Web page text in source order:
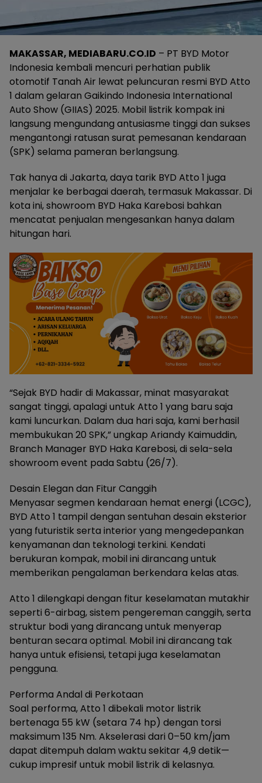
MAKASSAR, MEDIABARU.CO.ID – PT BYD Motor
Indonesia kembali mencuri perhatian publik
otomotif Tanah Air lewat peluncuran resmi BYD Atto
1 dalam gelaran Gaikindo Indonesia International
Auto Show (GIIAS) 2025. Mobil listrik kompak ini
langsung mengundang antusiasme tinggi dan sukses
mengantongi ratusan surat pemesanan kendaraan
(SPK) selama pameran berlangsung.
Tak hanya di Jakarta, daya tarik BYD Atto 1 juga
menjalar ke berbagai daerah, termasuk Makassar. Di
kota ini, showroom BYD Haka Karebosi bahkan
mencatat penjualan mengesankan hanya dalam
hitungan hari.
“Sejak BYD hadir di Makassar, minat masyarakat
sangat tinggi, apalagi untuk Atto 1 yang baru saja
kami luncurkan. Dalam dua hari saja, kami berhasil
membukukan 20 SPK,” ungkap Ariandy Kaimuddin,
Branch Manager BYD Haka Karebosi, di sela-sela
showroom event pada Sabtu (26/7).
Desain Elegan dan Fitur Canggih
Menyasar segmen kendaraan hemat energi (LCGC),
BYD Atto 1 tampil dengan sentuhan desain eksterior
yang futuristik serta interior yang mengedepankan
kenyamanan dan teknologi terkini. Kendati
berukuran kompak, mobil ini dirancang untuk
memberikan pengalaman berkendara kelas atas.
Atto 1 dilengkapi dengan fitur keselamatan mutakhir
seperti 6-airbag, sistem pengereman canggih, serta
struktur bodi yang dirancang untuk menyerap
benturan secara optimal. Mobil ini dirancang tak
hanya untuk efisiensi, tetapi juga keselamatan
pengguna.
Performa Andal di Perkotaan
Soal performa, Atto 1 dibekali motor listrik
bertenaga 55 kW (setara 74 hp) dengan torsi
maksimum 135 Nm. Akselerasi dari 0–50 km/jam
dapat ditempuh dalam waktu sekitar 4,9 detik—
cukup impresif untuk mobil listrik di kelasnya.